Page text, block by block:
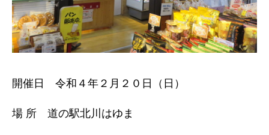
開催日 令和４年２月２０日（日）
場 所 道の駅北川はゆま